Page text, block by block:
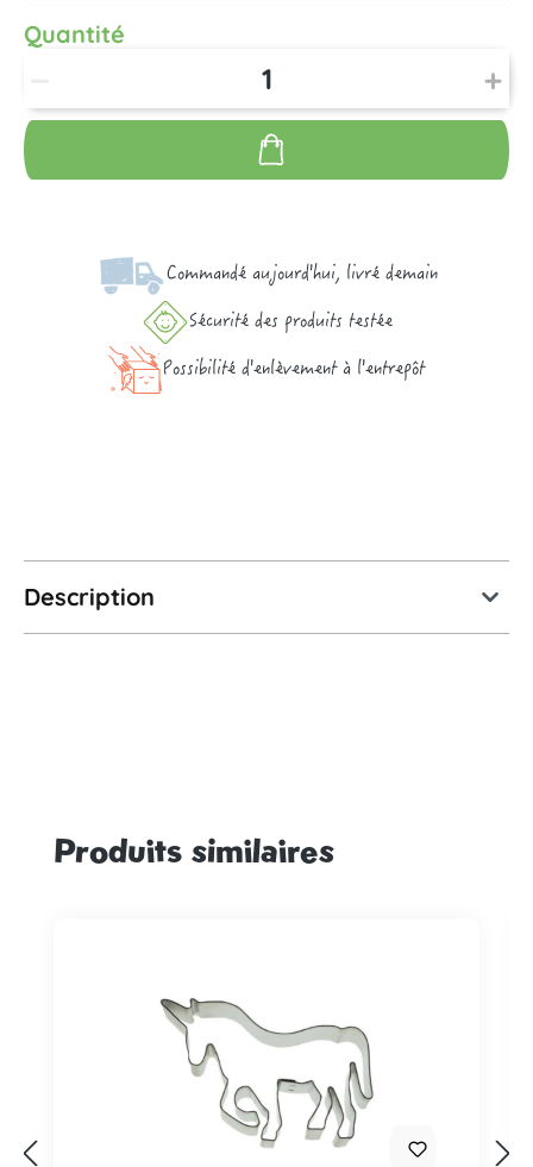
Quantité
Commandé aujourd'hui, livré demain
Sécurité des produits testée
Possibilité d'enlèvement à l'entrepôt
Description
Ignorer la galerie de produits
Produits similaires